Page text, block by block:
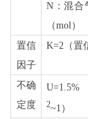
N ：混
（mol）
置信
因子
K=2 （置
不确
定度
U=1.5%
2~1）